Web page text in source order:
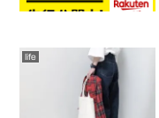
life